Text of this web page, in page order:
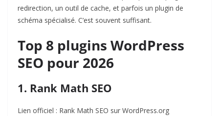
redirection, un outil de cache, et parfois un plugin de
schéma spécialisé. C’est souvent suffisant.
Top 8 plugins WordPress
SEO pour 2026
1. Rank Math SEO
Lien officiel : Rank Math SEO sur WordPress.org